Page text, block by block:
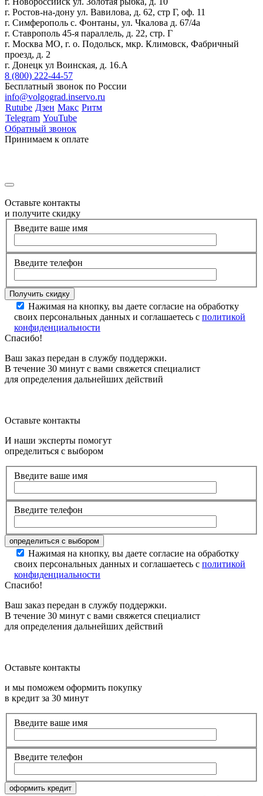
г. Ростов-на-дону ул. Вавилова, д. 62, стр Г, оф. 11
г. Симферополь с. Фонтаны, ул. Чкалова д. 67/4а
г. Ставрополь 45-я параллель, д. 22, стр. Г
г. Москва МО, г. о. Подольск, мкр. Климовск, Фабричный
проезд, д. 2
г. Донецк ул Воинская, д. 16.А
8 (800) 222-44-57
Бесплатный звонок по России
info@volgograd.inservo.ru
Rutube Дзен Макс Ритм
Telegram YouTube
Обратный звонок
Принимаем к оплате
Оставьте контакты
и получите скидку
Введите ваше имя
Введите телефон
Нажимая на кнопку, вы даете согласие на обработку
своих персональных данных и соглашаетесь с политикой
конфиденциальности
Спасибо!
Ваш заказ передан в службу поддержки.
В течение 30 минут с вами свяжется специалист
для определения дальнейших действий
Оставьте контакты
И наши эксперты помогут
определиться с выбором
Введите ваше имя
Введите телефон
Нажимая на кнопку, вы даете согласие на обработку
своих персональных данных и соглашаетесь с политикой
конфиденциальности
Спасибо!
Ваш заказ передан в службу поддержки.
В течение 30 минут с вами свяжется специалист
для определения дальнейших действий
Оставьте контакты
и мы поможем оформить покупку
в кредит за 30 минут
Введите ваше имя
Введите телефон